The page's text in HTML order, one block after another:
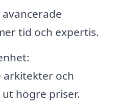
tid och expertis.
arkitekter och
högre priser.